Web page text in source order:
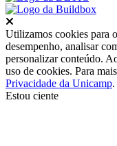
Utilizamos cookies para
desempenho, analisar
personalizar conteúdo.
uso de cookies. Para
Privacidade da Unicamp.
Estou ciente